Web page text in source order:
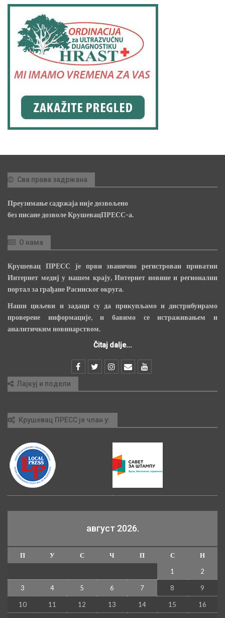
Сва права задржана
Преузимање садржаја није дозвољено
без писане дозволе КрушевацПРЕСС-а.
О нама
Крушевац ПРЕСС је први званично регистрован приватни
Интернет медиј у нашем крају, Интернет новине и регионални
портал за грађане Расинског округа.
Наши циљеви и задаци су да прикупљамо и дистрибуирамо
проверене информације, и бавимо се истраживањем и
аналитичким новинарством.
Čitaj dalje...
Лајкуј и подели
Крушевац ПРЕСС је члан у:
август 2026.
П У С Ч П С
Н
1
2
3 4 5 6 7 8 9
10 11 12 13 14 15 16